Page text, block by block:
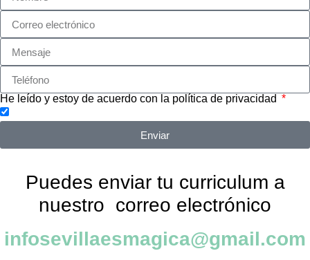
He leído y estoy de acuerdo con la política de privacidad
Enviar
Puedes enviar tu curriculum a
nuestro correo electrónico
infosevillaesmagica@gmail.com